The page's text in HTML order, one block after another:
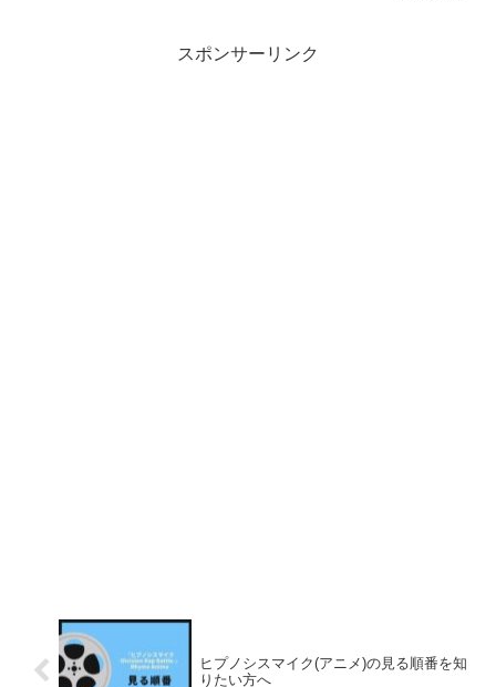
スポンサーリンク
ヒプノシスマイク(アニメ)の見る順番を知
りたい方へ